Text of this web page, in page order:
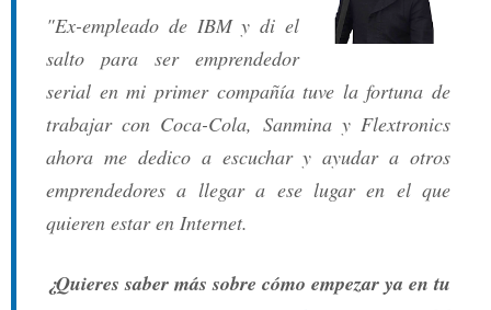
"Ex-empleado de IBM y di el
salto para ser emprendedor
serial en mi primer compañía tuve la fortuna de
trabajar con Coca-Cola, Sanmina y Flextronics
ahora me dedico a escuchar y ayudar a otros
emprendedores a llegar a ese lugar en el que
quieren estar en Internet.
¿Quieres saber más sobre cómo empezar ya en tu